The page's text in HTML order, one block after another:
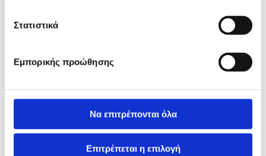
Στατιστικά
Εμπορικής προώθησης
Να επιτρέπονται όλα
Επιτρέπεται η επιλογή